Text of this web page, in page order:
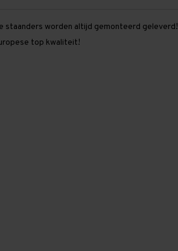
11.300
3.000
mm
x
11.300
staanders worden altijd gemonteerd geleverd!
top kwaliteit!